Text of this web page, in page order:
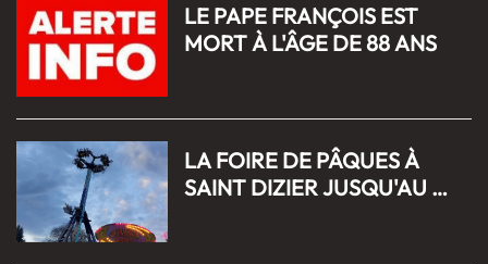
LE PAPE FRANÇOIS EST
MORT À L'ÂGE DE 88 ANS
LA FOIRE DE PÂQUES À
SAINT DIZIER JUSQU'AU 04